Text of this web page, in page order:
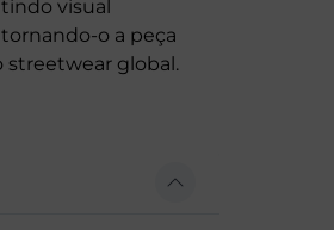
visual
o a peça
streetwear global.